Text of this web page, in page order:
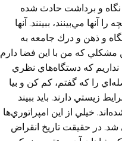
و برداشت حادث شده
مي‌بينند، ببينند. آنها
و ذهن و درك جامعه به
مشكلي كه من با اين فضا دارم
که دستگاه‌هاي نظري
را كه گفتم، كم كن و بيا
زيستي دارند. بايد ببيند
خيلي از اين امپراتوري‌ها
در حقيقت تاريخ انقراض